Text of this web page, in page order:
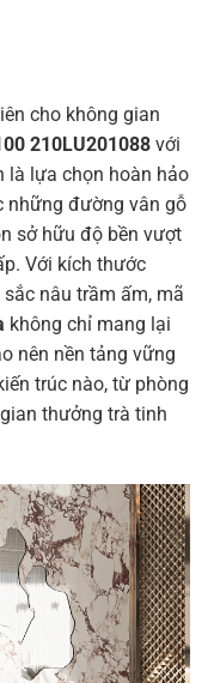
cho không gian
210LU201088 với
là lựa chọn hoàn hảo
những đường vân gỗ
sở hữu độ bền vượt
Với kích thước
nâu trầm ấm, mã
không chỉ mang lại
nên nền tảng vững
trúc nào, từ phòng
thưởng trà tinh